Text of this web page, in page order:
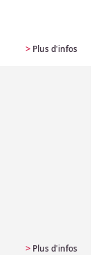
> Plus d'infos
> Plus d'infos